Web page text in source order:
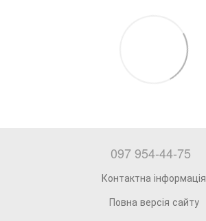
097 954-44-75
Контактна інформація
Повна версія сайту